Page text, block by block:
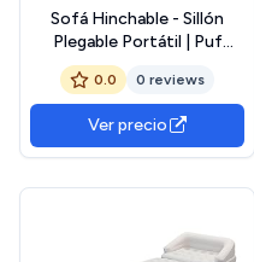
Sofá Hinchable - Sillón
Plegable Portátil | Puf
Hinchable para Hogar Jardín
Descanso Viaje Camping
Glamping Juegos Fiesta
0.0 0 reviews
Ver precio